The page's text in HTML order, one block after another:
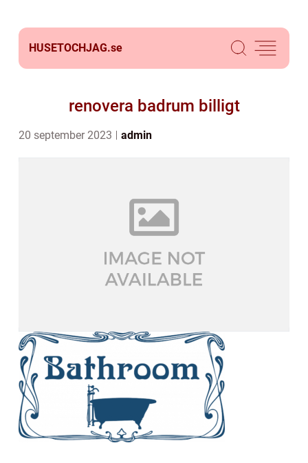
HUSETOCHJAG.se
renovera badrum billigt
20 september 2023 admin